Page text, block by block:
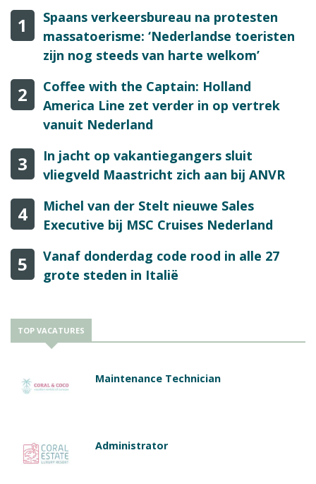
1
Spaans verkeersbureau na protesten
massatoerisme: ‘Nederlandse toeristen
zijn nog steeds van harte welkom’
2
Coffee with the Captain: Holland
America Line zet verder in op vertrek
vanuit Nederland
3
In jacht op vakantiegangers sluit
vliegveld Maastricht zich aan bij ANVR
4
Michel van der Stelt nieuwe Sales
Executive bij MSC Cruises Nederland
5
Vanaf donderdag code rood in alle 27
grote steden in Italië
TOP VACATURES
Maintenance Technician
Administrator